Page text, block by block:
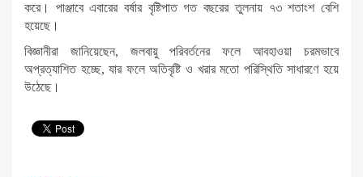
করে। পাঞ্জাবে এবারের বর্ষার বৃষ্টিপাত গত বছরের তুলনায় ৭৩ শতাংশ বেশি
হয়েছে।
বিজ্ঞানীরা জানিয়েছেন, জলবায়ু পরিবর্তনের ফলে আবহাওয়া চরমভাবে
অপ্রত্যাশিত হচ্ছে, যার ফলে অতিবৃষ্টি ও খরার মতো পরিস্থিতি সাধারণে হয়ে
উঠেছে।